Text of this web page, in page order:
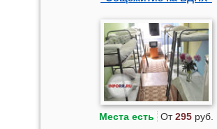
Места есть От295руб.